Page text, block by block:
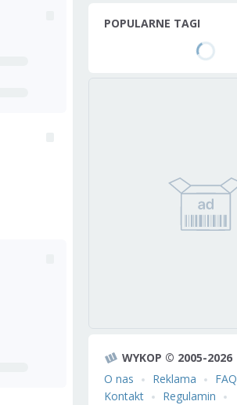
POPULARNE TAGI
WYKOP © 2005-2026
O nas
Reklama
FAQ
Kontakt
Regulamin